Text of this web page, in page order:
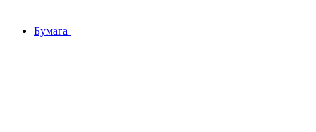
Бумага